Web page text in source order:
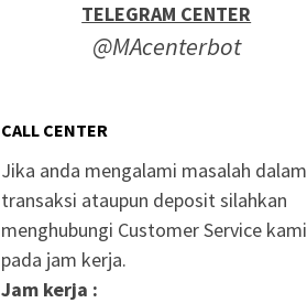
TELEGRAM CENTER
@MAcenterbot
CALL CENTER
Jika anda mengalami masalah dalam
transaksi ataupun deposit silahkan
menghubungi Customer Service kami
pada jam kerja.
Jam kerja :